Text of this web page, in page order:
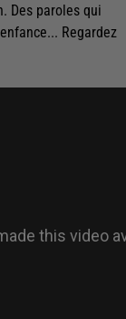
Des paroles qui
Regardez